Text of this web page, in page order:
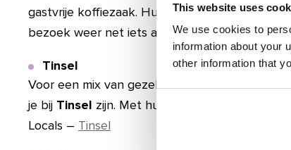
This website uses
We use cookies to
information about your
other information that
gastvrije koffiezaak. Hun wisselende selectie
bezoek weer net iets anders –Daily Dose
Tinsel
Voor een mix van gezelligheid, goed eten en
je bij Tinsel zijn. Met hun heerlijke
Locals – Tinsel